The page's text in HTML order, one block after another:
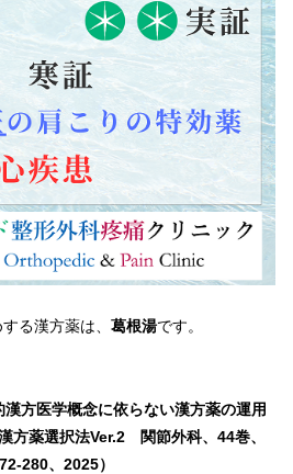
る漢方薬は、 葛根湯です。
漢方医学概念に依らない漢方薬の運用
方薬選択法Ver.2 関節外科、44巻、
280、2025）